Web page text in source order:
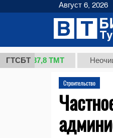
ГТСБТ
37,8 ТМТ Неочищенная
Строительство
Август 6, 2026